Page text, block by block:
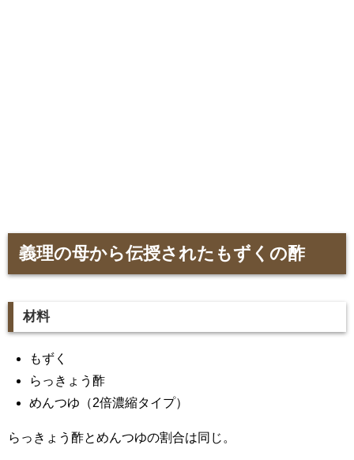
義理の母から伝授されたもずくの酢
材料
もずく
らっきょう酢
めんつゆ（2倍濃縮タイプ）
らっきょう酢とめんつゆの割合は同じ。